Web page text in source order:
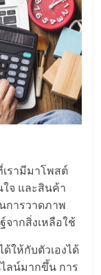
รามีมาโพสต์
จ และสินค้า
การวาดภาพ
ากสิ่งเหลือใช้
ให้กับตัวเองได้
ลน์มากขึ้น การ